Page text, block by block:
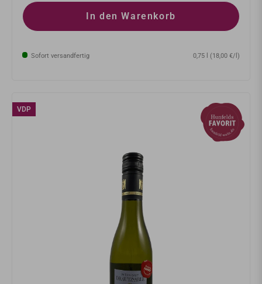
In den Warenkorb
Sofort versandfertig 0,75 l (18,00 €/l)
VDP